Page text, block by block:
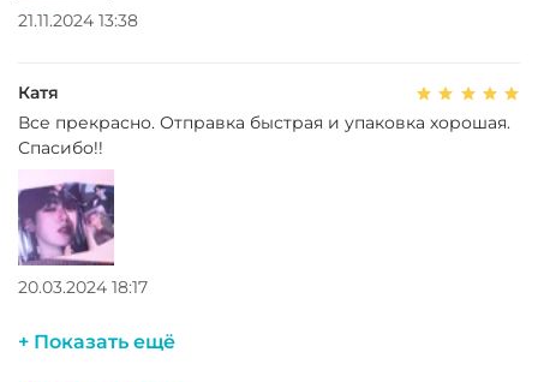
21.11.2024 13:38
Катя
Все прекрасно. Отправка быстрая и упаковка хорошая.
Спасибо!!
20.03.2024 18:17
+ Показать ещё